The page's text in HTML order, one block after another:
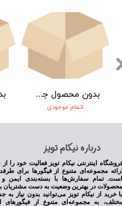
بدون محصول جهت نمایش
اتمام موجودی
​درباره نیکام تویز
مجموعه‌ای متنوع از فیگورها برای
تمام سفارش‌ها با بسته‌بندی ایمن
در بهترین وضعیت به دست مشتریان
خرید از نیکام تویز می‌توانید بدون نیاز
به مجموعه‌ای متنوع از فیگورهای